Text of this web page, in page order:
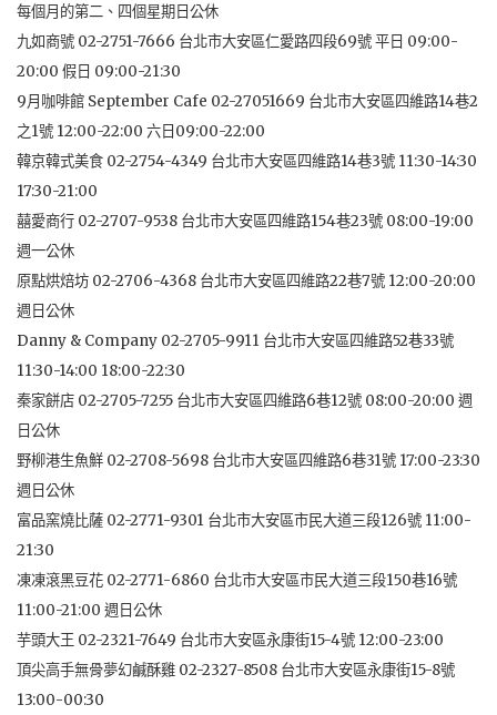
每個月的第二、四個星期日公休
九如商號 02-2751-7666 台北市大安區仁愛路四段69號 平日 09:00-
20:00 假日 09:00-21:30
9月咖啡館 September Cafe 02-27051669 台北市大安區四維路14巷2
之1號 12:00-22:00 六日09:00-22:00
韓京韓式美食 02-2754-4349 台北市大安區四維路14巷3號 11:30-14:30
17:30-21:00
囍愛商行 02-2707-9538 台北市大安區四維路154巷23號 08:00-19:00
週一公休
原點烘焙坊 02-2706-4368 台北市大安區四維路22巷7號 12:00-20:00
週日公休
Danny & Company 02-2705-9911 台北市大安區四維路52巷33號
11:30-14:00 18:00-22:30
秦家餅店 02-2705-7255 台北市大安區四維路6巷12號 08:00-20:00 週
日公休
野柳港生魚鮮 02-2708-5698 台北市大安區四維路6巷31號 17:00-23:30
週日公休
富品窯燒比薩 02-2771-9301 台北市大安區市民大道三段126號 11:00-
21:30
凍凍滾黑豆花 02-2771-6860 台北市大安區市民大道三段150巷16號
11:00-21:00 週日公休
芋頭大王 02-2321-7649 台北市大安區永康街15-4號 12:00-23:00
頂尖高手無骨夢幻鹹酥雞 02-2327-8508 台北市大安區永康街15-8號
13:00-00:30